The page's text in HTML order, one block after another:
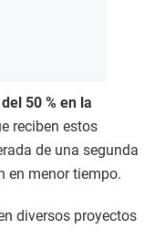
50 % en la
reciben estos
de una segunda
en menor tiempo.
diversos proyectos